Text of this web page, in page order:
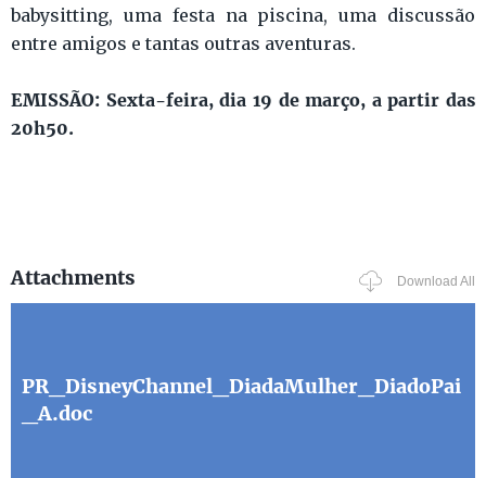
babysitting, uma festa na piscina, uma discussão
entre amigos e tantas outras aventuras.
EMISSÃO: Sexta-feira, dia 19 de março, a partir das
20h50.
Attachments Download All
PR_DisneyChannel_DiadaMulher_DiadoPai
_A.doc